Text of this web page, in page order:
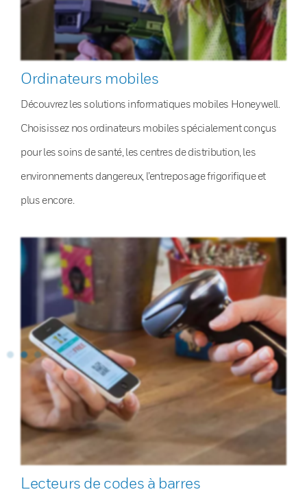
Ordinateurs mobiles
Découvrez les solutions informatiques mobiles Honeywell.
Choisissez nos ordinateurs mobiles spécialement conçus
pour les soins de santé, les centres de distribution, les
environnements dangereux, l’entreposage frigorifique et
plus encore.
Lecteurs de codes à barres